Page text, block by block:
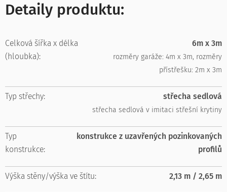
Detaily produktu:
Celková šířka x délka
(hloubka):
6m x 3m
rozměry garáže: 4m x 3m, rozměry
přístřešku: 2m x 3m
Typ střechy: střecha sedlová
střecha sedlová v imitaci střešní krytiny
Typ
konstrukce:
konstrukce z uzavřených pozinkovaných
profilů
Výška stěny/výška ve štítu: 2,13 m / 2,65 m